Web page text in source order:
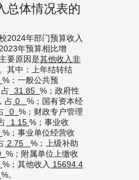
总体情况表的
2024年部门预算收入
年预算相比增
要原因是其他收入非
。其中：上年结转结
%；一般公共预
31.85 %；政府性
占 0 %；国有资本经
0 %；财政专户管理
1.15 %；事业收
%；事业单位经营收
2.75 %；上级补助
%；附属单位上缴收
%；其他收入 15694.4
%。